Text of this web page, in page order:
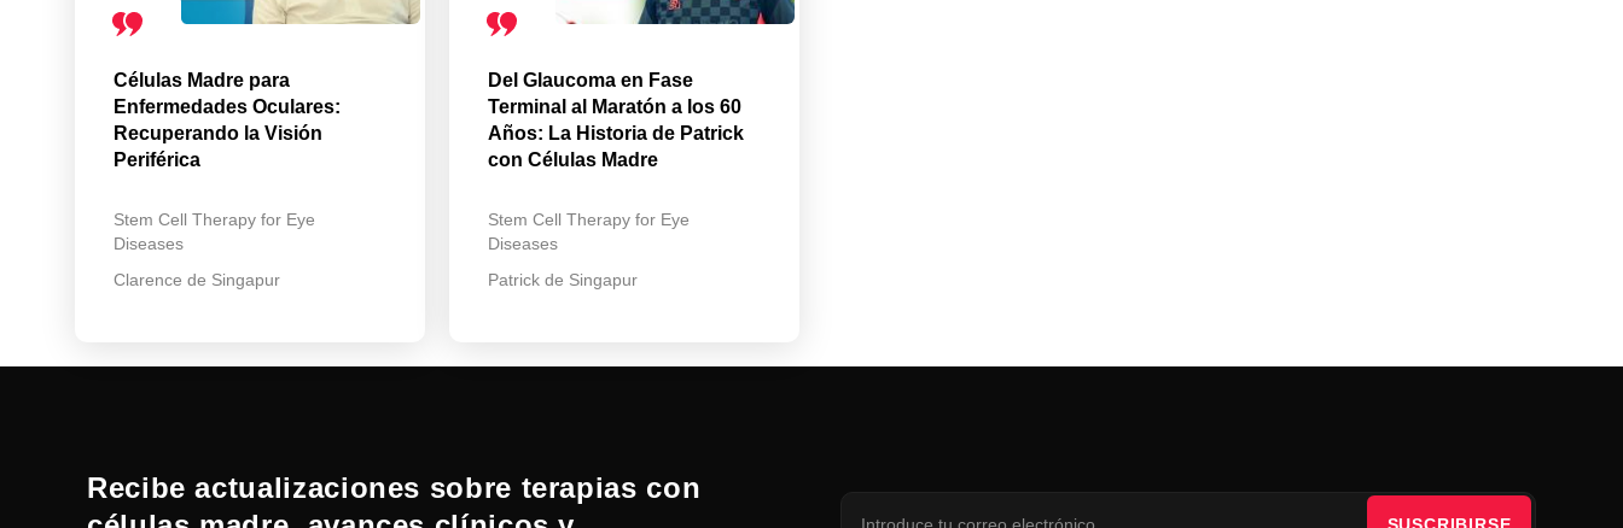
Células Madre para
Enfermedades Oculares:
Recuperando la Visión
Periférica
Stem Cell Therapy for Eye
Diseases
Clarence de Singapur
Del Glaucoma en Fase
Terminal al Maratón a los 60
Años: La Historia de Patrick
con Células Madre
Stem Cell Therapy for Eye
Diseases
Patrick de Singapur
Recibe actualizaciones sobre terapias con